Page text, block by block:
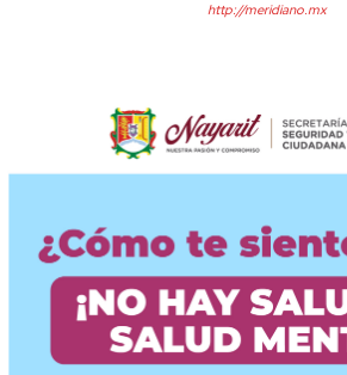
http://meridiano.mx